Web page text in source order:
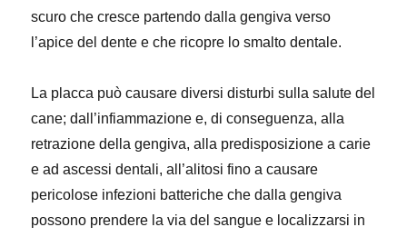
scuro che cresce partendo dalla gengiva verso
l’apice del dente e che ricopre lo smalto dentale.
La placca può causare diversi disturbi sulla salute del
cane; dall’infiammazione e, di conseguenza, alla
retrazione della gengiva, alla predisposizione a carie
e ad ascessi dentali, all’alitosi fino a causare
pericolose infezioni batteriche che dalla gengiva
possono prendere la via del sangue e localizzarsi in